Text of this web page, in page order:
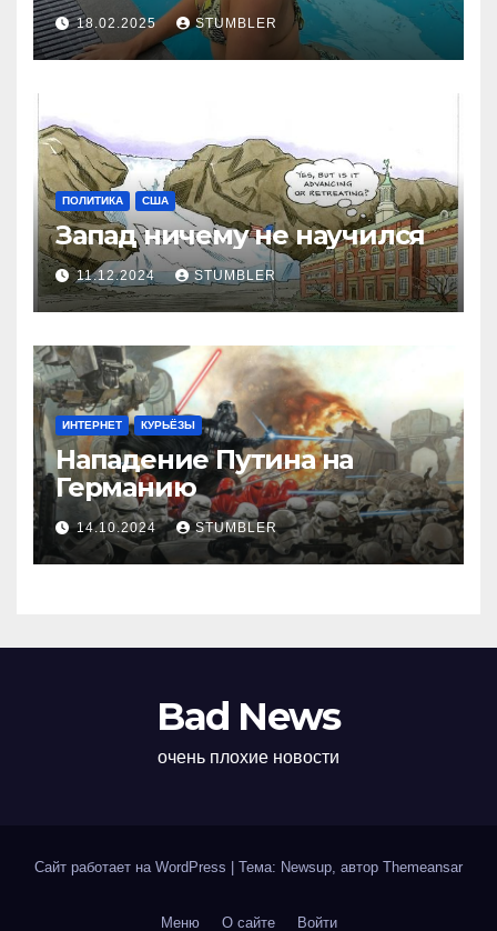
18.02.2025 STUMBLER
ПОЛИТИКА США
Запад ничему не научился
11.12.2024 STUMBLER
ИНТЕРНЕТ КУРЬЁЗЫ
Нападение Путина на
Германию
14.10.2024 STUMBLER
Bad News
очень плохие новости
Сайт работает на WordPress Тема: Newsup, автор Themeansar
Меню О сайте Войти